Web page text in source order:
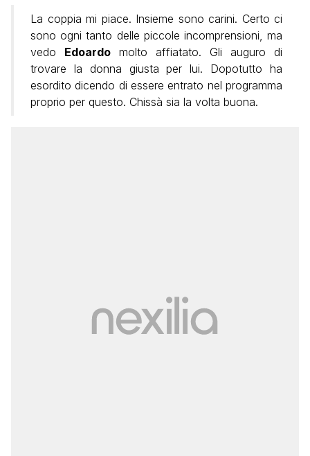
La coppia mi piace. Insieme sono carini. Certo ci
sono ogni tanto delle piccole incomprensioni, ma
vedo Edoardo molto affiatato. Gli auguro di
trovare la donna giusta per lui. Dopotutto ha
esordito dicendo di essere entrato nel programma
proprio per questo. Chissà sia la volta buona.